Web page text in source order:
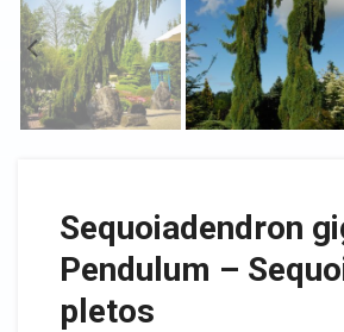
Sequoiadendron
Pendulum –
pletos